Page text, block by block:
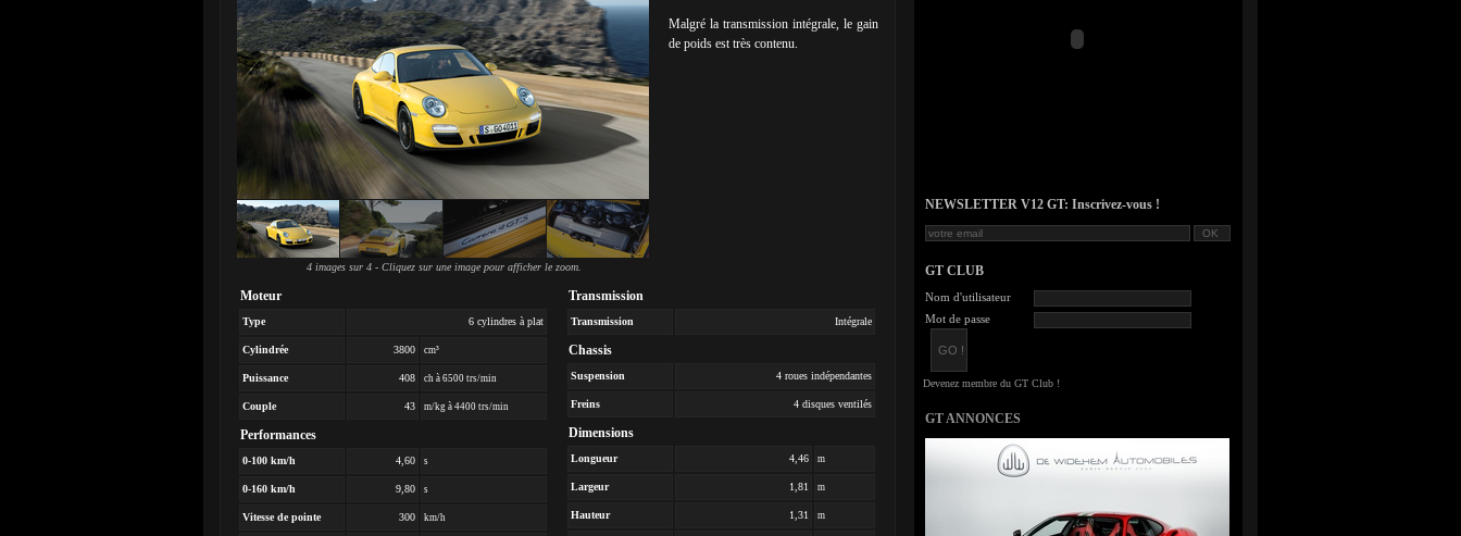
4 images sur 4 - Cliquez sur une image pour afficher le zoom.
Malgré la transmission intégrale, le gain
de poids est très contenu.
Moteur
Type 6 cylindres à plat
Cylindrée 3800 cm³
Puissance 408 ch à 6500 trs/min
Couple 43 m/kg à 4400 trs/min
Performances
0-100 km/h 4,60 s
0-160 km/h 9,80 s
Vitesse de pointe 300 km/h
Transmission
Transmission Intégrale
Chassis
Suspension 4 roues indépendantes
Freins 4 disques ventilés
Dimensions
Longueur 4,46 m
Largeur 1,81 m
Hauteur 1,31 m
NEWSLETTER V12 GT: Inscrivez-vous !
GT CLUB
Nom d'utilisateur
Mot de passe
GT ANNONCES